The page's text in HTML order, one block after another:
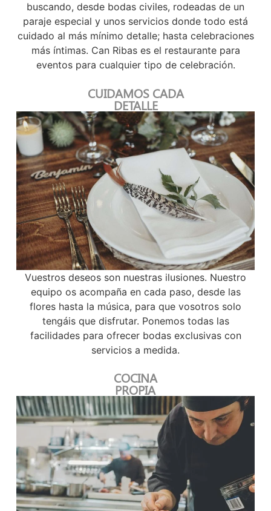
buscando, desde bodas civiles, rodeadas de un
paraje especial y unos servicios donde todo está
cuidado al más mínimo detalle; hasta celebraciones
más íntimas. Can Ribas es el restaurante para
eventos para cualquier tipo de celebración.
CUIDAMOS CADA
DETALLE
Vuestros deseos son nuestras ilusiones. Nuestro
equipo os acompaña en cada paso, desde las
flores hasta la música, para que vosotros solo
tengáis que disfrutar. Ponemos todas las
facilidades para ofrecer bodas exclusivas con
servicios a medida.
COCINA
PROPIA